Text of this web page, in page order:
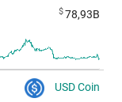
$78,93B
USD Coin